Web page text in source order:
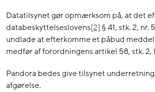
Datatilsynet gør opmærksom på, at det
databeskyttelseslovens[2] § 41, stk. 2, nr.
undlade at efterkomme et påbud
medfør af forordningens artikel 58, stk. 2,
Pandora bedes give tilsynet
afgørelse.